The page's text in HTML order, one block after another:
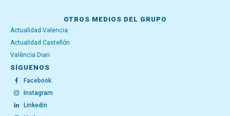
OTROS MEDIOS DEL GRUPO
Actualidad Valencia
Actualidad Castellón
València Diari
SÍGUENOS
Facebook
Instagram
Linkedin